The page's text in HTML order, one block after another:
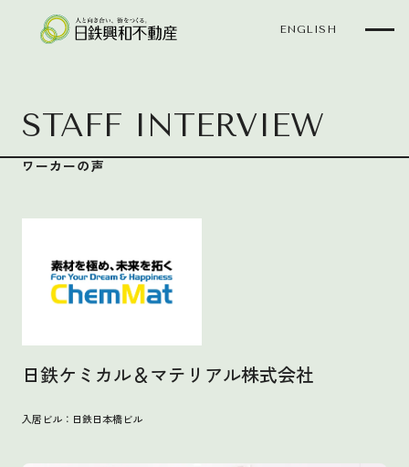
ENGLISH
【公式】日鉄ケミカル＆マテリアル株式会社｜ワーカーの声｜「
STAFF INTERVIEW
ワーカーの声
日鉄ケミカル＆マテリアル株式会社
入居ビル：日鉄日本橋ビル